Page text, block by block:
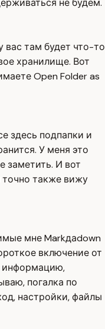
не будем.
вас там будет что-то
хранилище. Вот
Open Folder as
здесь подпапки и
У меня это
заметить. И вот
точно также вижу
мне Markдаdown
включение от
информацию,
погалка по
настройки, файлы